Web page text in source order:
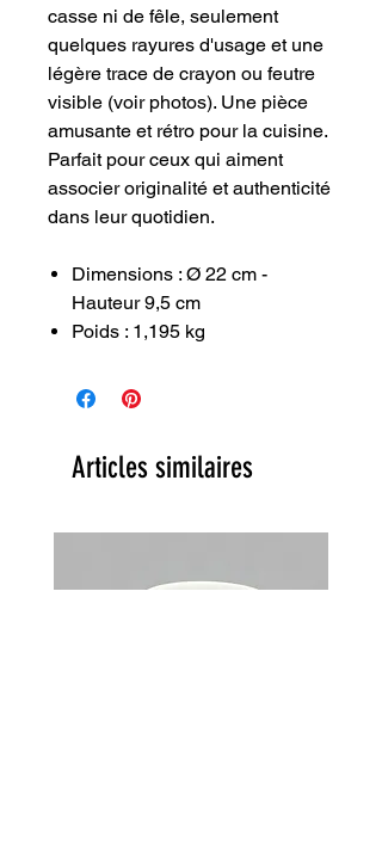
casse ni de fêle, seulement
quelques rayures d'usage et une
légère trace de crayon ou feutre
visible (voir photos). Une pièce
amusante et rétro pour la cuisine.
Parfait pour ceux qui aiment
associer originalité et authenticité
dans leur quotidien.
Dimensions : Ø 22 cm -
Hauteur 9,5 cm
Poids : 1,195 kg
Articles similaires